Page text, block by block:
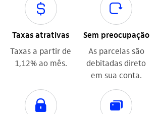
cifrao
Taxas atrativas
Taxas a partir de
1,12% ao mês.
recarregar
Sem preocupação
As parcelas são
debitadas direto
em sua conta.
seguranca cartoes